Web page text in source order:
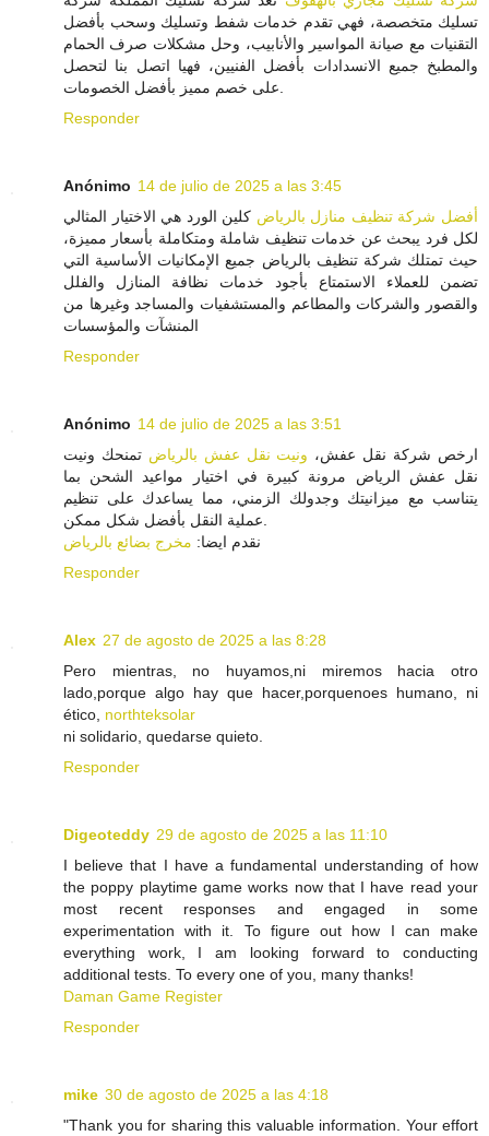
تسليك متخصصة، فهي تقدم خدمات شفط وتسليك وسحب بأفضل
التقنيات مع صيانة المواسير والأنابيب، وحل مشكلات صرف الحمام
والمطبخ جميع الانسدادات بأفضل الفنيين، فهيا اتصل بنا لتحصل
Responder
Anónimo 14 de julio de 2025 a las 3:45
أفضل شركة تنظيف منازل بالرياض كلين الورد هي الاختيار المثالي
لكل فرد يبحث عن خدمات تنظيف شاملة ومتكاملة بأسعار مميزة،
حيث تمتلك شركة تنظيف بالرياض جميع الإمكانيات الأساسية التي
تضمن للعملاء الاستمتاع بأجود خدمات نظافة المنازل والفلل
والقصور والشركات والمطاعم والمستشفيات والمساجد وغيرها من
المنشآت والمؤسسات
Responder
Anónimo 14 de julio de 2025 a las 3:51
ارخص شركة نقل عفش، ونيت نقل عفش بالرياض تمنحك ونيت
نقل عفش الرياض مرونة كبيرة في اختيار مواعيد الشحن بما
يتناسب مع ميزانيتك وجدولك الزمني، مما يساعدك على تنظيم
نقدم ايضا: مخرج بضائع بالرياض
Responder
Alex 27 de agosto de 2025 a las 8:28
Pero mientras, no huyamos,ni miremos hacia otro
lado,porque algo hay que hacer,porquenoes humano, ni
ético, northteksolar
ni solidario, quedarse quieto.
Responder
Digeoteddy 29 de agosto de 2025 a las 11:10
I believe that I have a fundamental understanding of how
the poppy playtime game works now that I have read your
most recent responses and engaged in some
experimentation with it. To figure out how I can make
everything work, I am looking forward to conducting
additional tests. To every one of you, many thanks!
Daman Game Register
Responder
mike 30 de agosto de 2025 a las 4:18
"Thank you for sharing this valuable information. Your effort